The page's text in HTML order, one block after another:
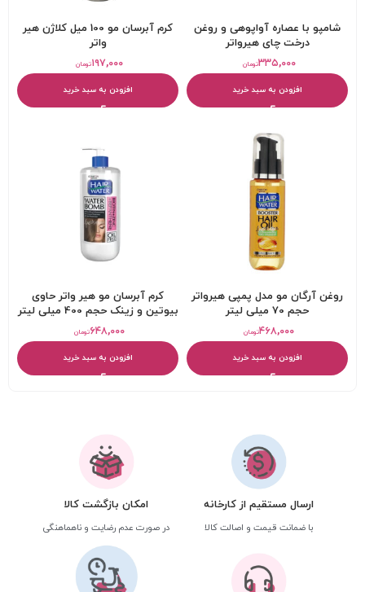
شامپو با عصاره آواپوهی و روغن
درخت چای هیرواتر
تومان۳۳۵,۰۰۰
افزودن به سبد خرید
کرم آبرسان مو 100 میل کلاژن هیر
واتر
تومان۱۹۷,۰۰۰
افزودن به سبد خرید
روغن آرگان مو مدل پمپی هیرواتر
حجم 70 میلی لیتر
تومان۴۶۸,۰۰۰
افزودن به سبد خرید
کرم آبرسان مو هیر واتر حاوی
بیوتین و زینک حجم 400 میلی لیتر
تومان۶۴۸,۰۰۰
افزودن به سبد خرید
ارسال مستقیم از کارخانه
با ضمانت قیمت و اصالت کالا
امکان بازگشت کالا
در صورت عدم رضایت و ناهماهنگی